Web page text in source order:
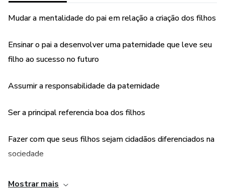
Mudar a mentalidade do pai em relação a criação dos filhos
Ensinar o pai a desenvolver uma paternidade que leve seu
filho ao sucesso no futuro
Assumir a responsabilidade da paternidade
Ser a principal referencia boa dos filhos
Fazer com que seus filhos sejam cidadãos diferenciados na
sociedade
Influenciar positivamente a sociedade
Mostrar mais